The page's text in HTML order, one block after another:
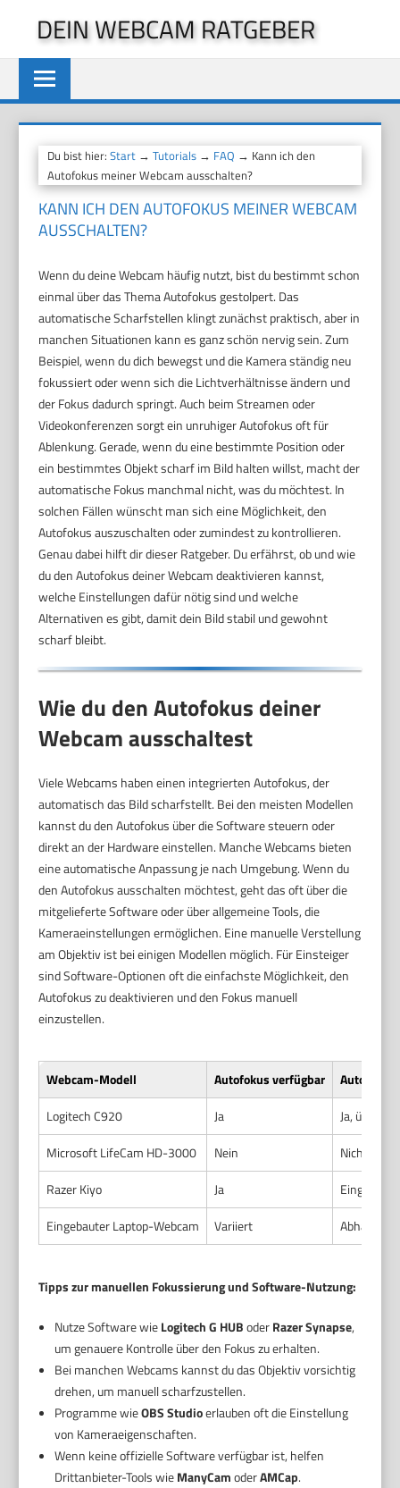
springen
DEIN WEBCAM RATGEBER
Du bist hier:Start →Tutorials → FAQ → Kann ich den
Autofokus meiner Webcam ausschalten?
KANN ICH DEN AUTOFOKUS MEINER WEBCAM
AUSSCHALTEN?
Wenn du deine Webcam häufig nutzt, bist du bestimmt schon
einmal über das Thema Autofokus gestolpert. Das
automatische Scharfstellen klingt zunächst praktisch, aber in
manchen Situationen kann es ganz schön nervig sein. Zum
Beispiel, wenn du dich bewegst und die Kamera ständig neu
fokussiert oder wenn sich die Lichtverhältnisse ändern und
der Fokus dadurch springt. Auch beim Streamen oder
Videokonferenzen sorgt ein unruhiger Autofokus oft für
Ablenkung. Gerade, wenn du eine bestimmte Position oder
ein bestimmtes Objekt scharf im Bild halten willst, macht der
automatische Fokus manchmal nicht, was du möchtest. In
solchen Fällen wünscht man sich eine Möglichkeit, den
Autofokus auszuschalten oder zumindest zu kontrollieren.
Genau dabei hilft dir dieser Ratgeber. Du erfährst, ob und wie
du den Autofokus deiner Webcam deaktivieren kannst,
welche Einstellungen dafür nötig sind und welche
Alternativen es gibt, damit dein Bild stabil und gewohnt
scharf bleibt.
Wie du den Autofokus deiner
Webcam ausschaltest
Viele Webcams haben einen integrierten Autofokus, der
automatisch das Bild scharfstellt. Bei den meisten Modellen
kannst du den Autofokus über die Software steuern oder
direkt an der Hardware einstellen. Manche Webcams bieten
eine automatische Anpassung je nach Umgebung. Wenn du
den Autofokus ausschalten möchtest, geht das oft über die
mitgelieferte Software oder über allgemeine Tools, die
Kameraeinstellungen ermöglichen. Eine manuelle Verstellung
am Objektiv ist bei einigen Modellen möglich. Für Einsteiger
sind Software-Optionen oft die einfachste Möglichkeit, den
Autofokus zu deaktivieren und den Fokus manuell
einzustellen.
Webcam-Modell Autofokus verfügbar
Autofokus
Logitech C920
Ja
Ja, über
Microsoft LifeCam HD-3000
Nein
Nicht nötig
Razer Kiyo
Ja
Eingebauter Laptop-Webcam
Variiert Abhängig
Tipps zur manuellen Fokussierung und Software-Nutzung:
Nutze Software wieLogitech G HUBoderRazer Synapse,
um genauere Kontrolle über den Fokus zu erhalten.
Bei manchen Webcams kannst du das Objektiv vorsichtig
drehen, um manuell scharfzustellen.
Programme wieOBS Studioerlauben oft die Einstellung
von Kameraeigenschaften.
Wenn keine offizielle Software verfügbar ist, helfen
Drittanbieter-Tools wieManyCamoderAMCap.